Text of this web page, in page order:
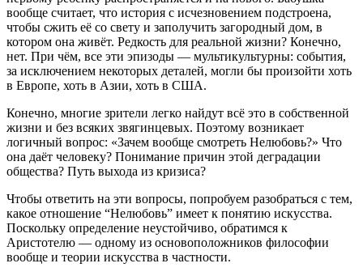
вообще считает, что история с исчезновением подстроена,
чтобы сжить её со свету и заполучить загородный дом, в
котором она живёт. Редкость для реальной жизни? Конечно,
нет. При чём, все эти эпизоды — мультикультурны: события,
за исключением некоторых деталей, могли бы произойти хоть
в Европе, хоть в Азии, хоть в США.
Конечно, многие зрители легко найдут всё это в собственной
жизни и без всяких звягинцевых. Поэтому возникает
логичный вопрос: «Зачем вообще смотреть Нелюбовь?» Что
она даёт человеку? Понимание причин этой деградации
общества? Путь выхода из кризиса?
Чтобы ответить на эти вопросы, попробуем разобраться с тем,
какое отношение “Нелюбовь” имеет к понятию искусства.
Поскольку определение неустойчиво, обратимся к
Аристотелю — одному из основоположников философии
вообще и теории искусства в частности.